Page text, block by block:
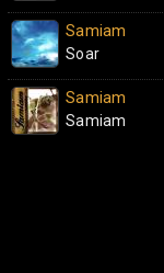
Samiam
Soar
Samiam
Samiam